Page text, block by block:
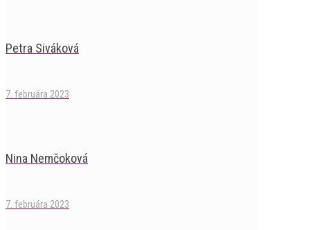
Petra Siváková
7. februára 2023
Nina Nemčoková
7. februára 2023